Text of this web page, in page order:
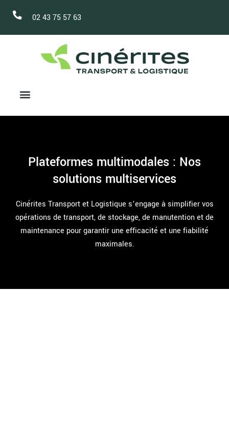
02 43 75 57 63
Plateformes multimodales : Nos
solutions multiservices
Cinérites Transport et Logistique s’engage à simplifier vos
opérations de transport, de stockage, de manutention et de
maintenance pour garantir une efficacité et une fiabilité
maximales.